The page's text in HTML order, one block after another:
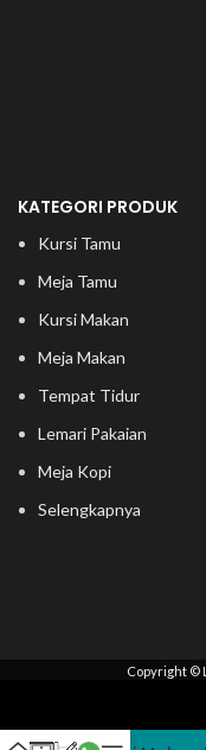
KATEGORI PRODUK
Kursi Tamu
Meja Tamu
Kursi Makan
Meja Makan
Tempat Tidur
Lemari Pakaian
Meja Kopi
Selengkapnya
Copyright ©